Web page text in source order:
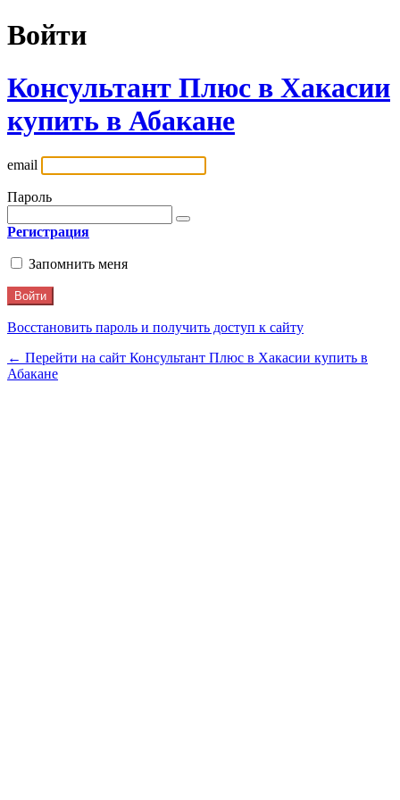
Войти
Консультант Плюс в Хакасии
купить в Абакане
email
Пароль
Регистрация
Запомнить меня
Восстановить пароль и получить доступ к сайту
← Перейти на сайт Консультант Плюс в Хакасии купить в
Абакане